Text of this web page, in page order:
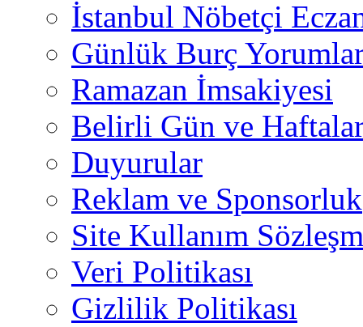
İstanbul Nöbetçi
Günlük Burç
Ramazan İmsakiyesi
Belirli Gün ve
Duyurular
Reklam ve Sponsorluk
Site Kullanım
Veri Politikası
Gizlilik Politikası